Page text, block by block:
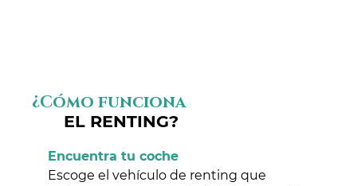
¿Cómo funciona
EL RENTING?
Encuentra tu coche
Escoge el vehículo de renting que